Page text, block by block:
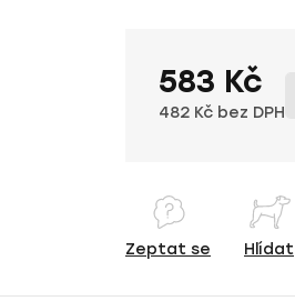
583 Kč
482 Kč bez DPH
Zeptat se Hlídat